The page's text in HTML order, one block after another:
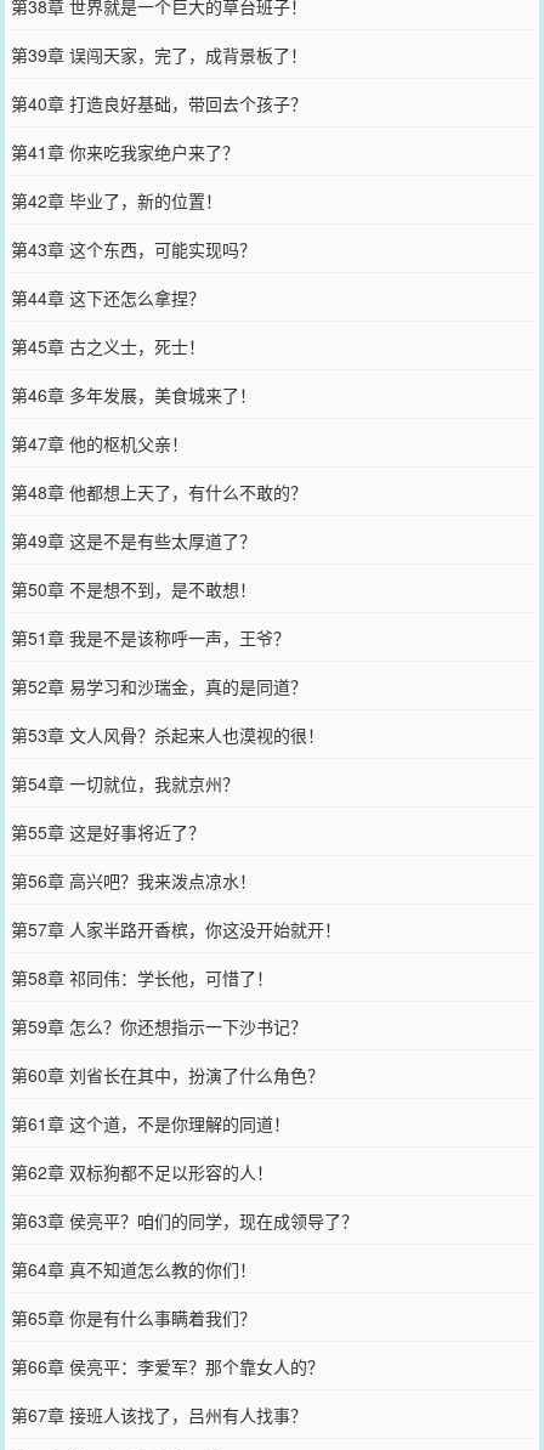
第38章 世界就是一个巨大的草台班子！
第39章 误闯天家，完了，成背景板了！
第40章 打造良好基础，带回去个孩子？
第41章 你来吃我家绝户来了？
第42章 毕业了，新的位置！
第43章 这个东西，可能实现吗？
第44章 这下还怎么拿捏？
第45章 古之义士，死士！
第46章 多年发展，美食城来了！
第47章 他的枢机父亲！
第48章 他都想上天了，有什么不敢的？
第49章 这是不是有些太厚道了？
第50章 不是想不到，是不敢想！
第51章 我是不是该称呼一声，王爷？
第52章 易学习和沙瑞金，真的是同道？
第53章 文人风骨？杀起来人也漠视的很！
第54章 一切就位，我就京州？
第55章 这是好事将近了？
第56章 高兴吧？我来泼点凉水！
第57章 人家半路开香槟，你这没开始就开！
第58章 祁同伟：学长他，可惜了！
第59章 怎么？你还想指示一下沙书记？
第60章 刘省长在其中，扮演了什么角色？
第61章 这个道，不是你理解的同道！
第62章 双标狗都不足以形容的人！
第63章 侯亮平？咱们的同学，现在成领导了？
第64章 真不知道怎么教的你们！
第65章 你是有什么事瞒着我们？
第66章 侯亮平：李爱军？那个靠女人的？
第67章 接班人该找了，吕州有人找事？